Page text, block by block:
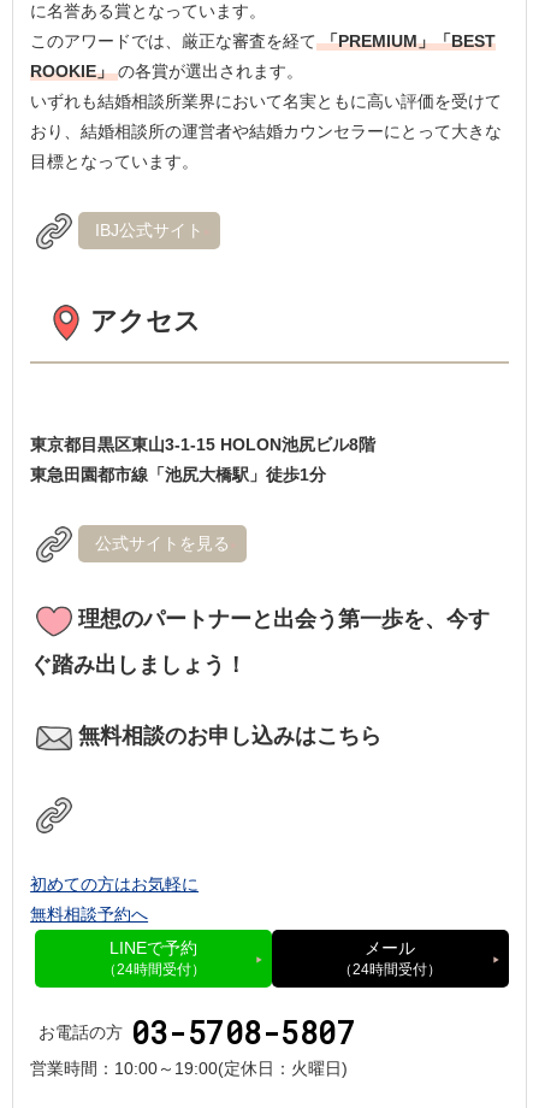
に名誉ある賞となっています。
このアワードでは、厳正な審査を経て 「PREMIUM」「BEST
ROOKIE」 の各賞が選出されます。
いずれも結婚相談所業界において名実ともに高い評価を受けて
おり、結婚相談所の運営者や結婚カウンセラーにとって大きな
目標となっています。
IBJ公式サイト
アクセス
東京都目黒区東山3-1-15 HOLON池尻ビル8階
東急田園都市線「池尻大橋駅」徒歩1分
公式サイトを見る
理想のパートナーと出会う第一歩を、今す
ぐ踏み出しましょう！
無料相談のお申し込みはこちら
初めての方はお気軽に
無料相談予約へ
LINEで予約
（24時間受付）
メール
（24時間受付）
お電話の方 03-5708-5807
営業時間： 10:00～19:00(定休日：火曜日)